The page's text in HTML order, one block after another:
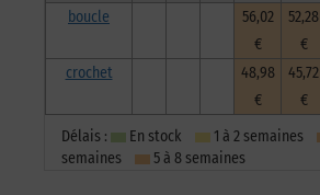
boucle
56,02
€
52,28
€
crochet
48,98
€
45,72
€
Délais : En stock 1 à 2 semaines
semaines
5 à 8 semaines